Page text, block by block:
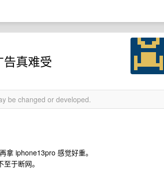
真难受
be changed or developed.
拿 iphone13pro 感觉好重。
于断网。